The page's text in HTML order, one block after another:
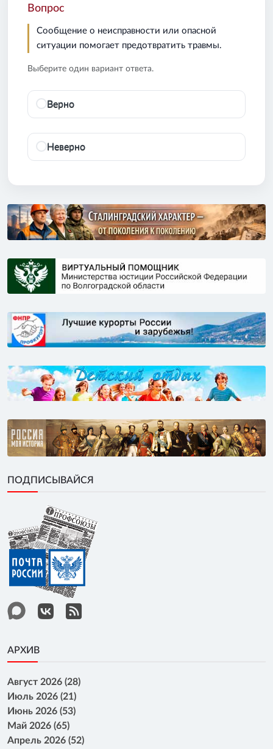
Вопрос
Сообщение о неисправности или опасной
ситуации помогает предотвратить травмы.
Выберите один вариант ответа.
Верно
Неверно
ПОДПИСЫВАЙСЯ
АРХИВ
Август 2026 (28)
Июль 2026 (21)
Июнь 2026 (53)
Май 2026 (65)
Апрель 2026 (52)